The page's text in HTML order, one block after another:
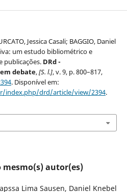
Jessica Casali; BAGGIO, Daniel
um estudo bibliométrico e
publicações. DRd -
debate,[S. l.], v. 9, p. 800–817,
. Disponível em:
index.php/drd/article/view/2394.
autor(es)
Lima Sausen, Daniel Knebel